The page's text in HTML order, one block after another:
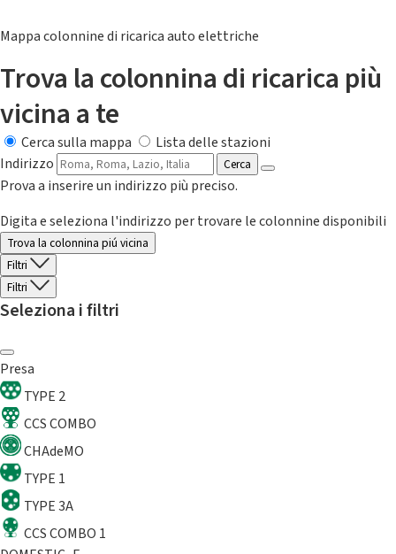
Mappa colonnine di ricarica auto elettriche
Trova la colonnina di ricarica più
vicina a te
Cerca sulla mappa
Lista delle stazioni
Indirizzo
Cerca
Prova a inserire un indirizzo più preciso.
Digita e seleziona l'indirizzo per trovare le colonnine disponibili
Trova la colonnina piú vicina
Filtri
Filtri
Seleziona i filtri
Presa
TYPE 2
CCS COMBO
CHAdeMO
TYPE 1
TYPE 3A
CCS COMBO 1